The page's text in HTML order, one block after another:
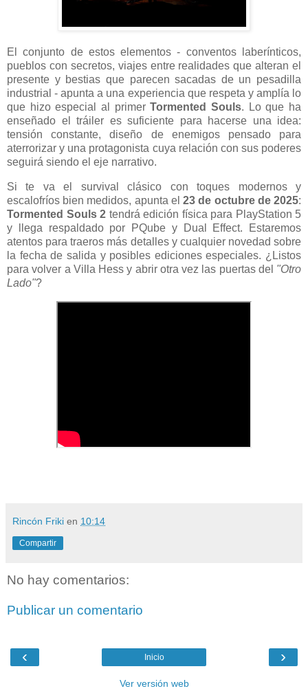
El conjunto de estos elementos - conventos laberínticos,
pueblos con secretos, viajes entre realidades que alteran el
presente y bestias que parecen sacadas de un pesadilla
industrial - apunta a una experiencia que respeta y amplía lo
que hizo especial al primerTormented Souls. Lo que ha
enseñado el tráiler es suficiente para hacerse una idea:
tensión constante, diseño de enemigos pensado para
aterrorizar y una protagonista cuya relación con sus poderes
seguirá siendo el eje narrativo.
Si te va el survival clásico con toques modernos y
escalofríos bien medidos, apunta el23 de octubre de 2025:
Tormented Souls 2 tendrá edición física para PlayStation 5
y llega respaldado por PQube y Dual Effect. Estaremos
atentos para traeros más detalles y cualquier novedad sobre
la fecha de salida y posibles ediciones especiales. ¿Listos
para volver a Villa Hess y abrir otra vez las puertas del "Otro
Lado"?
Rincón Friki en 10:14
Compartir
No hay comentarios:
Publicar un comentario
‹ ›
Inicio
Ver versión web